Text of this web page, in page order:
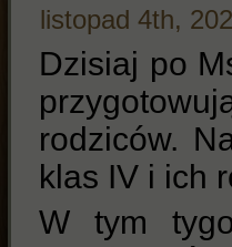
listopad 4th,
Dzisiaj po
rodziców.
klas IV i ich
W tym